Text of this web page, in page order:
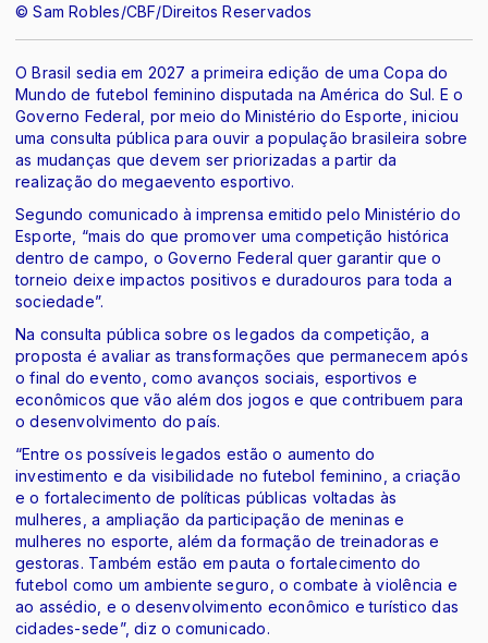
© Sam Robles/CBF/Direitos Reservados
O Brasil sedia em 2027 a primeira edição de uma Copa do
Mundo de futebol feminino disputada na América do Sul. E o
Governo Federal, por meio do Ministério do Esporte, iniciou
uma consulta pública para ouvir a população brasileira sobre
as mudanças que devem ser priorizadas a partir da
realização do megaevento esportivo.
Segundo comunicado à imprensa emitido pelo Ministério do
Esporte, “mais do que promover uma competição histórica
dentro de campo, o Governo Federal quer garantir que o
torneio deixe impactos positivos e duradouros para toda a
sociedade”.
Na consulta pública sobre os legados da competição, a
proposta é avaliar as transformações que permanecem após
o final do evento, como avanços sociais, esportivos e
econômicos que vão além dos jogos e que contribuem para
o desenvolvimento do país.
“Entre os possíveis legados estão o aumento do
investimento e da visibilidade no futebol feminino, a criação
e o fortalecimento de políticas públicas voltadas às
mulheres, a ampliação da participação de meninas e
mulheres no esporte, além da formação de treinadoras e
gestoras. Também estão em pauta o fortalecimento do
futebol como um ambiente seguro, o combate à violência e
ao assédio, e o desenvolvimento econômico e turístico das
cidades-sede”, diz o comunicado.